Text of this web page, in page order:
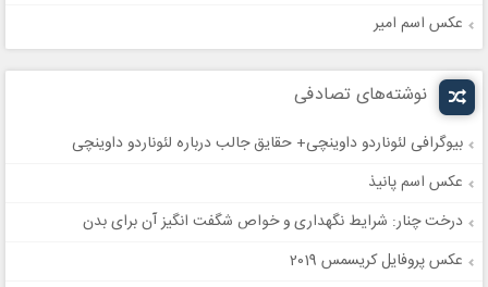
عکس اسم امیر
نوشته‌های تصادفی
بیوگرافی لئوناردو داوینچی+ حقایق جالب درباره لئوناردو داوینچی
عکس اسم پانیذ
درخت چنار: شرایط نگهداری و خواص شگفت انگیز آن برای بدن
عکس پروفایل کریسمس 2019